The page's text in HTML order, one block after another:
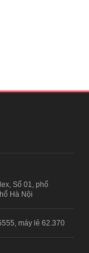
Số 01, phố
Hà Nội
máy lẻ 62.370